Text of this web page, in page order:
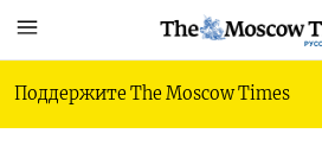
Поддержите The Moscow Times